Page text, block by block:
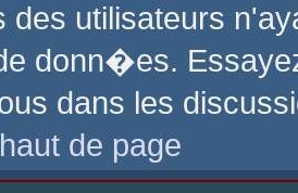
des utilisateurs
donn�es.
dans les
de page